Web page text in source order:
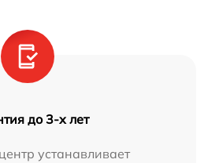
до 3-х лет
устанавливает